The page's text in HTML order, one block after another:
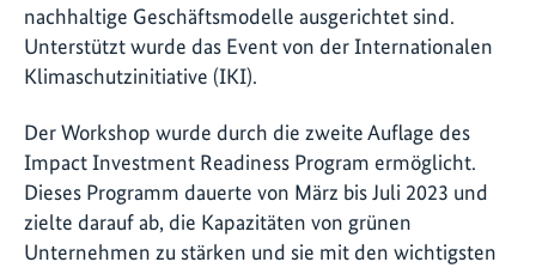
nachhaltige Geschäftsmodelle ausgerichtet sind.
Unterstützt wurde das Event von der Internationalen
Klimaschutzinitiative (IKI).
Der Workshop wurde durch die zweite Auflage des
Impact Investment Readiness Program ermöglicht.
Dieses Programm dauerte von März bis Juli 2023 und
zielte darauf ab, die Kapazitäten von grünen
Unternehmen zu stärken und sie mit den wichtigsten